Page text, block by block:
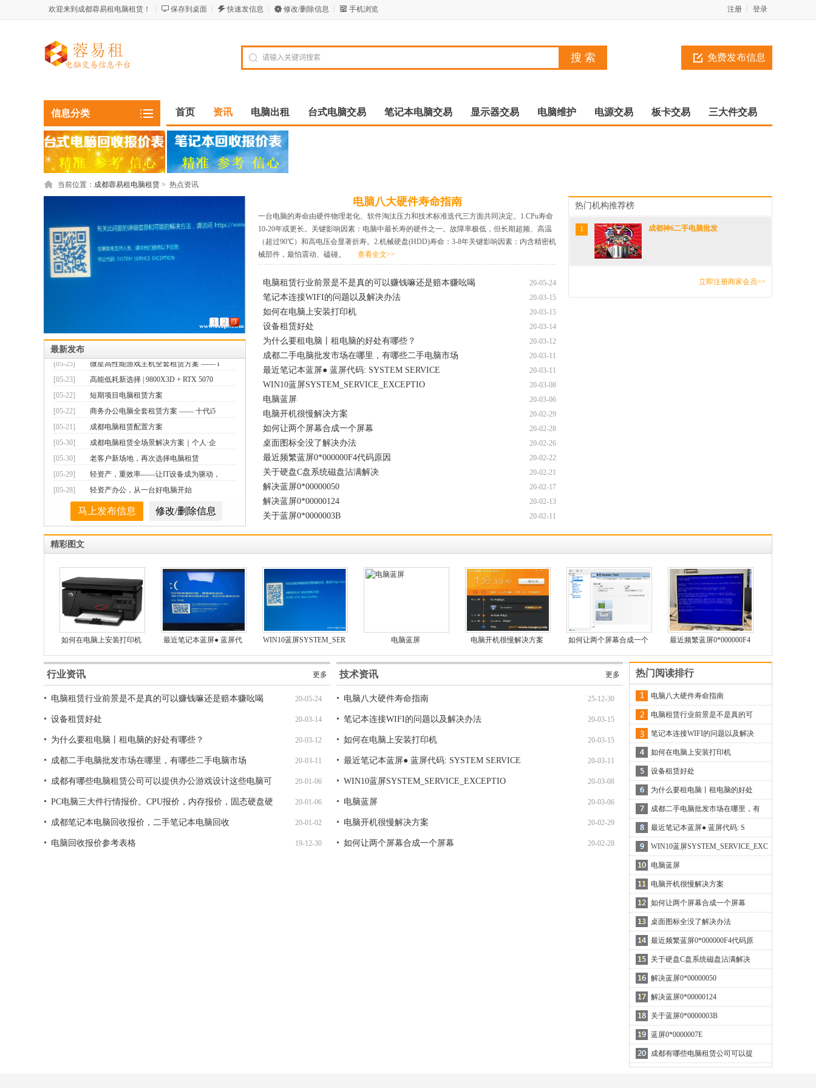
欢迎来到成都蓉易租电脑租赁！ 保存到桌面 快速发信息 修改/删除信息 手机浏览 登录
注册
免费发布信息
信息分类 首页 资讯 电脑出租 台式电脑交易 笔记本电脑交易 显示器交易 电脑维护 电源交易 板卡交易 三大件交易
店铺
当前位置： 成都蓉易租电脑租赁 > 热点资讯
1 2 3
最新发布
[05-30]
成都电脑租赁全场景解决方案｜个人·企
[05-26]
轻资产运营，从选择电脑租赁开始
[05-25]
微星高性能游戏主机全套租赁方案 —— i
7-12700 +
高能低耗新选择 | 9800X3D + RTX 5070
游
短期项目电脑租赁方案
商务办公电脑全套租赁方案 —— 十代i5
+ 16G + G
成都电脑租赁配置方案
成都电脑租赁全场景解决方案｜个人·企
业·培训机构一站式服务
老客户新场地，再次选择电脑租赁
轻资产，重效率——让IT设备成为驱动，
而非负担
轻资产办公，从一台好电脑开始
[05-26]
轻资产运营，从选择电脑租赁开始
微星高性能游戏主机全套租赁方案 —— i
7-12700 +
[05-22]
+ 16G + G
[05-21] 成都电脑租赁配置方案
电脑八大硬件寿命指南
一台电脑的寿命由硬件物理老化、软件淘汰压力和技术标准迭代三方面共同决定。1.CPu寿命
10-20年或更长。关键影响因素：电脑中最长寿的硬件之一。故障率极低，但长期超频、高温
（超过90℃）和高电压会显著折寿。2.机械硬盘(HDD)寿命：3-8年关键影响因素：内含精密机
械部件，最怕震动、磕碰。
查看全文>>
20-05-24
电脑租赁行业前景是不是真的可以赚钱嘛还是赔本赚吆喝
20-03-15
笔记本连接WIFI的问题以及解决办法
20-03-15
如何在电脑上安装打印机
20-03-14
设备租赁好处
20-03-12
为什么要租电脑丨租电脑的好处有哪些？
20-03-11
成都二手电脑批发市场在哪里，有哪些二手电脑市场
20-03-11
最近笔记本蓝屏● 蓝屏代码: SYSTEM SERVICE
20-03-08
WIN10蓝屏SYSTEM_SERVICE_EXCEPTIO
20-03-06
电脑蓝屏
20-02-29
电脑开机很慢解决方案
20-02-28
如何让两个屏幕合成一个屏幕
20-02-26
桌面图标全没了解决办法
20-02-22
最近频繁蓝屏0*000000F4代码原因
20-02-21
关于硬盘C盘系统磁盘沾满解决
20-02-17
解决蓝屏0*00000050
20-02-13
解决蓝屏0*00000124
20-02-11
关于蓝屏0*0000003B
热门机构推荐榜
1 成都神6二手电脑批发
立即注册商家会员>>
精彩图文
如何在电脑上安装打印机
最近笔记本蓝屏● 蓝屏代
码: SYSTEM SERVICE
WIN10蓝屏SYSTEM_SER
VICE_EXCEPTIO
电脑蓝屏 电脑开机很慢解决方案
如何让两个屏幕合成一个
屏幕
最近频繁蓝屏0*000000F4
代码原因
行业资讯 更多
电脑租赁行业前景是不是真的可以赚钱嘛还是赔本赚吆喝 20-05-24
设备租赁好处 20-03-14
为什么要租电脑丨租电脑的好处有哪些？ 20-03-12
成都二手电脑批发市场在哪里，有哪些二手电脑市场 20-03-11
成都有哪些电脑租赁公司可以提供办公游戏设计这些电脑可
靠嘛
20-01-06
PC电脑三大件行情报价。CPU报价，内存报价，固态硬盘硬
盘报
20-01-06
成都笔记本电脑回收报价，二手笔记本电脑回收 20-01-02
电脑回收报价参考表格 19-12-30
技术资讯 更多
电脑八大硬件寿命指南 25-12-30
笔记本连接WIFI的问题以及解决办法 20-03-15
如何在电脑上安装打印机 20-03-15
最近笔记本蓝屏● 蓝屏代码: SYSTEM SERVICE 20-03-11
WIN10蓝屏SYSTEM_SERVICE_EXCEPTIO 20-03-08
电脑蓝屏 20-03-06
电脑开机很慢解决方案 20-02-29
如何让两个屏幕合成一个屏幕 20-02-28
热门阅读排行
电脑八大硬件寿命指南
电脑租赁行业前景是不是真的可
笔记本连接WIFI的问题以及解决
如何在电脑上安装打印机
设备租赁好处
为什么要租电脑丨租电脑的好处
成都二手电脑批发市场在哪里，有
最近笔记本蓝屏● 蓝屏代码: S
WIN10蓝屏SYSTEM_SERVICE_EXC
电脑蓝屏
电脑开机很慢解决方案
如何让两个屏幕合成一个屏幕
桌面图标全没了解决办法
最近频繁蓝屏0*000000F4代码原
关于硬盘C盘系统磁盘沾满解决
解决蓝屏0*00000050
解决蓝屏0*00000124
关于蓝屏0*0000003B
蓝屏0*0000007E
成都有哪些电脑租赁公司可以提